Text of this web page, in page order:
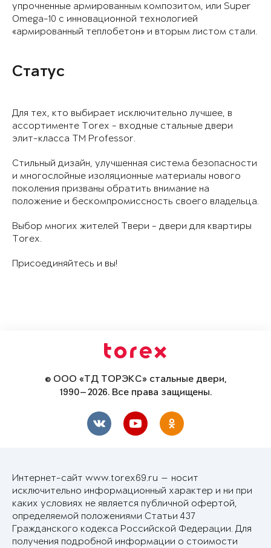
упрочненные армированным композитом, или Super
Omega-10 с инновационной технологией
«армированный теплобетон» и вторым листом стали.
Статус
Для тех, кто выбирает исключительно лучшее, в
ассортименте Torex - входные стальные двери
элит-класса TM Professor.
Стильный дизайн, улучшенная система безопасности
и многослойные изоляционные материалы нового
поколения призваны обратить внимание на
положение и бескомпромиссность своего владельца.
Выбор многих жителей Твери - двери для квартиры
Torex.
Присоединяйтесь и вы!
© ООО «ТД ТОРЭКС» стальные двери,
1990—2026. Все права защищены.
Интернет-сайт www.torex69.ru — носит
исключительно информационный характер и ни при
каких условиях не является публичной офертой,
определяемой положениями Статьи 437
Гражданского кодекса Российской Федерации. Для
получения подробной информации о стоимости